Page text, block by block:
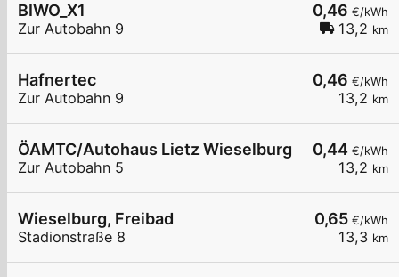
0,46 €/kWh
13,2 km
BIWO_X1
Zur Autobahn 9
0,46 €/kWh
13,2 km
Hafnertec
Zur Autobahn 9
0,44 €/kWh
13,2 km
ÖAMTC/Autohaus Lietz Wieselburg
Zur Autobahn 5
0,65 €/kWh
13,3 km
Wieselburg, Freibad
Stadionstraße 8